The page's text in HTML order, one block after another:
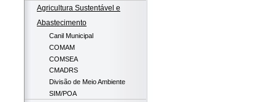
Agricultura Sustentável e
Abastecimento
Canil Municipal
COMAM
COMSEA
CMADRS
Divisão de Meio Ambiente
SIM/POA